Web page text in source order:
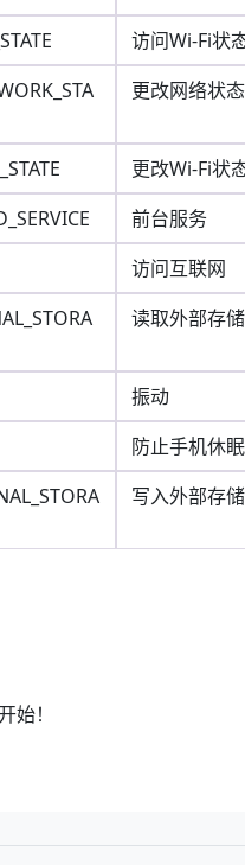
访问Wi-Fi状
更改网络状态
更改Wi-Fi状
前台服务
访问互联网
读取外部存储
振动
防止手机休眠
写入外部存储
！